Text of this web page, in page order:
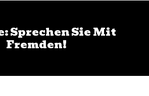
Sprechen Sie Mit
Fremden!